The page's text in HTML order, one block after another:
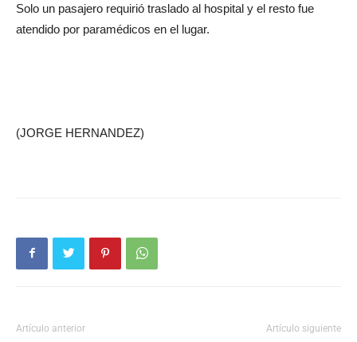
Solo un pasajero requirió traslado al hospital y el resto fue
atendido por paramédicos en el lugar.
(JORGE HERNANDEZ)
Artículo anterior Artículo siguiente